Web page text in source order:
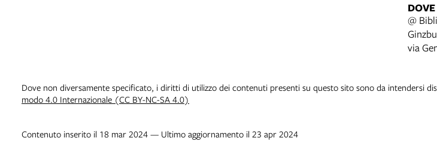
DOVE
@
via
Dove non diversamente specificato, i diritti di utilizzo dei contenuti presenti su questo sito sono da intendersi
modo 4.0 Internazionale (CC BY-NC-SA 4.0)
Contenuto inserito il 18 mar 2024 — Ultimo aggiornamento il 23 apr 2024